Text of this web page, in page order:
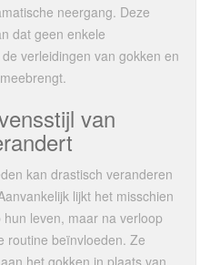
neergang. Deze
dat geen enkele
verleidingen van gokken en
van
kan drastisch veranderen
lijkt het misschien
leven, maar na verloop
routine beïnvloeden. Ze
het gokken in plaats van